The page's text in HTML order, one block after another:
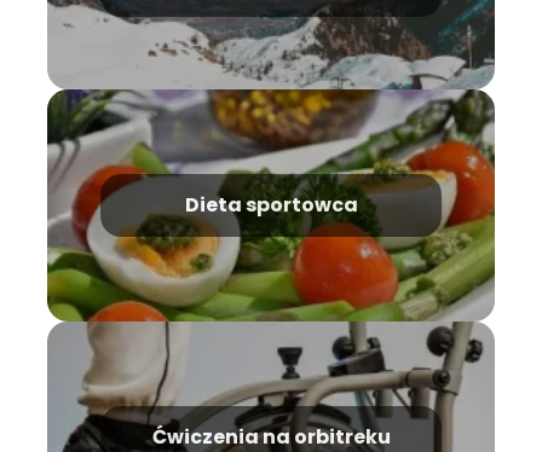
Dieta sportowca
Ćwiczenia na orbitreku